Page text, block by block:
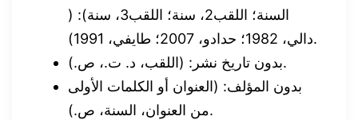
السنة؛ اللقب2، سنة؛ اللقب3، سنة): (
دالي، 1982؛ حدادو، 2007؛ طايفي، 1991).
بدون تاريخ نشر: (اللقب، د. ت.، ص.).
بدون المؤلف: (العنوان أو الكلمات الأولى
من العنوان، السنة، ص.).